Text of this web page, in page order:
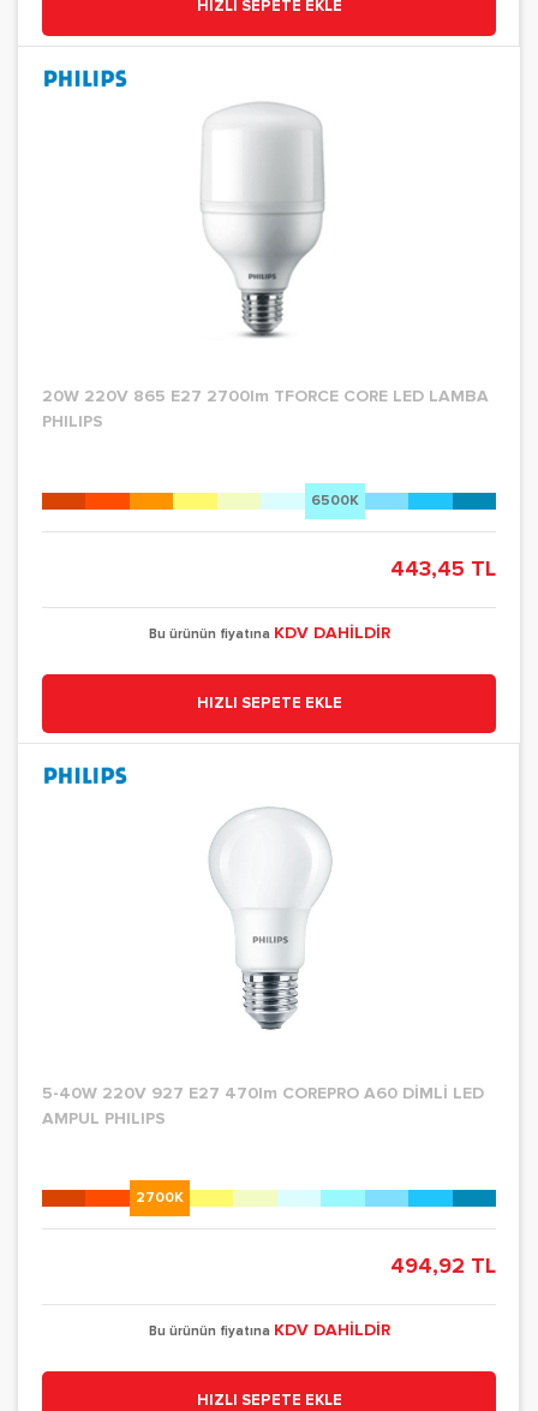
HIZLI SEPETE EKLE
20W 220V 865 E27 2700lm TFORCE CORE LED LAMBA
PHILIPS
6500K
443,45 TL
Bu ürünün fiyatına KDV DAHİLDİR
HIZLI SEPETE EKLE
5-40W 220V 927 E27 470lm COREPRO A60 DİMLİ LED
AMPUL PHILIPS
2700K
494,92 TL
Bu ürünün fiyatına KDV DAHİLDİR
HIZLI SEPETE EKLE